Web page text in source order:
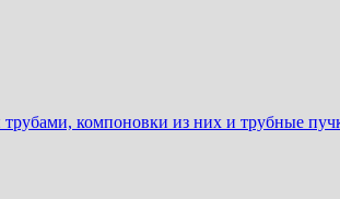
компоновки из них и трубные